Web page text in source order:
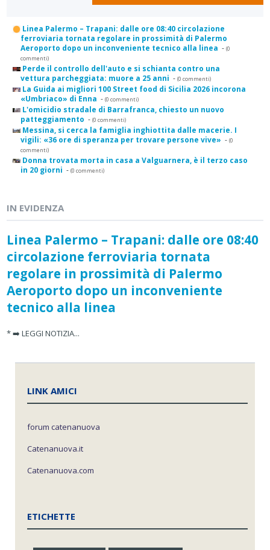
Linea Palermo – Trapani: dalle ore 08:40 circolazione
ferroviaria tornata regolare in prossimità di Palermo
Aeroporto dopo un inconveniente tecnico alla linea - (0
commenti)
Perde il controllo dell'auto e si schianta contro una
vettura parcheggiata: muore a 25 anni - (0 commenti)
La Guida ai migliori 100 Street food di Sicilia 2026 incorona
«Umbriaco» di Enna - (0 commenti)
L'omicidio stradale di Barrafranca, chiesto un nuovo
patteggiamento - (0 commenti)
Messina, si cerca la famiglia inghiottita dalle macerie. I
vigili: «36 ore di speranza per trovare persone vive» - (0
commenti)
Donna trovata morta in casa a Valguarnera, è il terzo caso
in 20 giorni - (0 commenti)
IN EVIDENZA
Linea Palermo – Trapani: dalle ore 08:40
circolazione ferroviaria tornata
regolare in prossimità di Palermo
Aeroporto dopo un inconveniente
tecnico alla linea
* ➡️ LEGGI NOTIZIA...
LINK AMICI
forum catenanuova
Catenanuova.it
Catenanuova.com
ETICHETTE